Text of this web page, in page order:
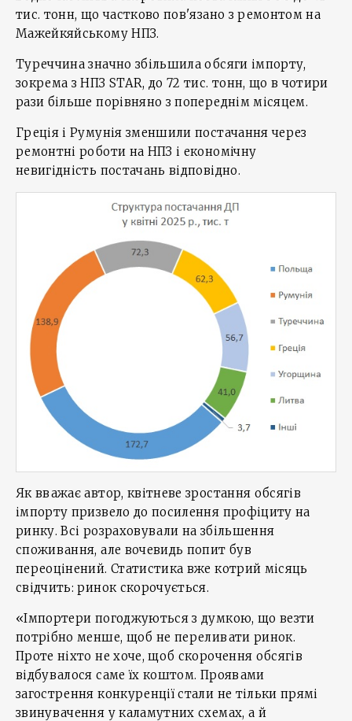
тис. тонн, що частково пов'язано з ремонтом на
Мажейкяйському НПЗ.
Туреччина значно збільшила обсяги імпорту,
зокрема з НПЗ STAR, до 72 тис. тонн, що в чотири
рази більше порівняно з попереднім місяцем.
Греція і Румунія зменшили постачання через
ремонтні роботи на НПЗ і економічну
невигідність постачань відповідно.
Як вважає автор, квітневе зростання обсягів
імпорту призвело до посилення профіциту на
ринку. Всі розраховували на збільшення
споживання, але вочевидь попит був
переоцінений. Статистика вже котрий місяць
свідчить: ринок скорочується.
«Імпортери погоджуються з думкою, що везти
потрібно менше, щоб не переливати ринок.
Проте ніхто не хоче, щоб скорочення обсягів
відбувалося саме їх коштом. Проявами
загострення конкуренції стали не тільки прямі
звинувачення у каламутних схемах, а й